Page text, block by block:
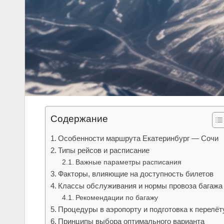
Содержание
Особенности маршрута Екатеринбург — Сочи
Типы рейсов и расписание
Важные параметры расписания
Факторы, влияющие на доступность билетов
Классы обслуживания и нормы провоза багажа
Рекомендации по багажу
Процедуры в аэропорту и подготовка к
Принципы выбора оптимального варианта